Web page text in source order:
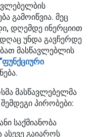
გამოიწვია. მეც
დღემდე ინერციით
უნდა გავჩერდე
მასწავლებლის
მასწავლებელმა
პირობები:
საქმიანობა
გაიაროს